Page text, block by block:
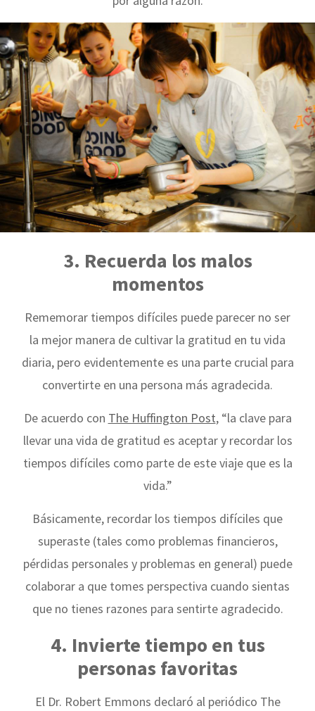
3. Recuerda los malos
momentos
Rememorar tiempos difíciles puede parecer no ser
la mejor manera de cultivar la gratitud en tu vida
diaria, pero evidentemente es una parte crucial para
convertirte en una persona más agradecida.
De acuerdo con The Huffington Post, “la clave para
llevar una vida de gratitud es aceptar y recordar los
tiempos difíciles como parte de este viaje que es la
vida.”
Básicamente, recordar los tiempos difíciles que
superaste (tales como problemas financieros,
pérdidas personales y problemas en general) puede
colaborar a que tomes perspectiva cuando sientas
que no tienes razones para sentirte agradecido.
4. Invierte tiempo en tus
personas favoritas
El Dr. Robert Emmons declaró al periódico The